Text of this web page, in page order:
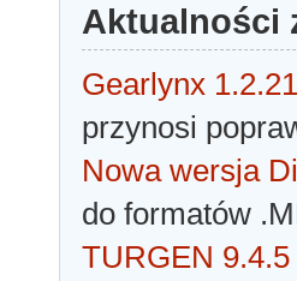
Aktualności
Gearlynx 1.2.21
przynosi
Nowa wersja
do formatów
TURGEN 9.4.5